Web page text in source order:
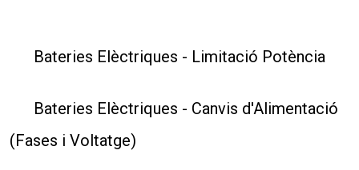
Bateries Elèctriques - Limitació Potència
Bateries Elèctriques - Canvis d'Alimentació
(Fases i Voltatge)